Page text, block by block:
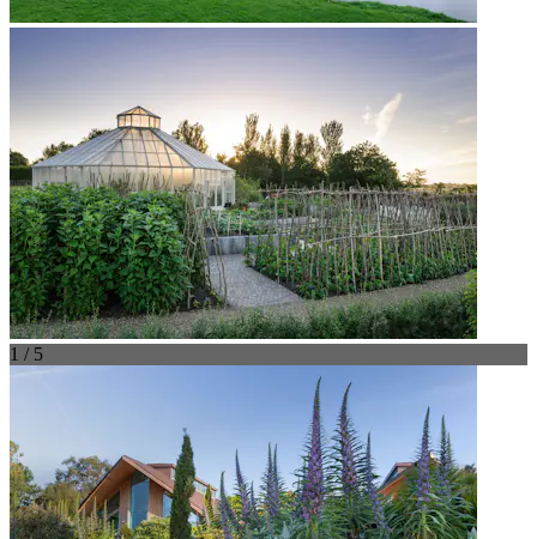
1 / 5